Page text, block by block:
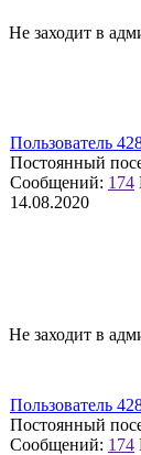
Не заходит в
Пользователь
Постоянный
Сообщений: 174
14.08.2020
Не заходит в
Пользователь
Постоянный
Сообщений: 174